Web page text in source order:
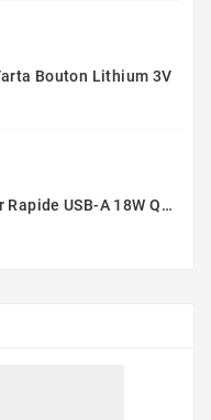
Bouton Lithium 3V
Chargeur Secteur Rapide USB-A 18W QC / USB-C 30W PD Compact GaN